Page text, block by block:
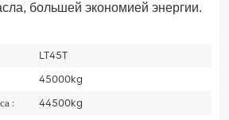
большей экономией энергии.
LT45T
45000kg
:
44500kg